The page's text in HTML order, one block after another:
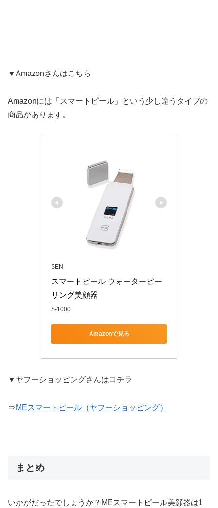
▼Amazonさんはこちら
Amazonには「スマートピール」という少し違うタイプの
商品があります。
SEN
スマートピール ウォーターピー
リング美顔器
S-1000
Amazonで見る
▼ヤフーショッピングさんはコチラ
⇒MEスマートピール（ヤフーショッピング）
まとめ
いかがだったでしょうか？MEスマートピール美顔器は1